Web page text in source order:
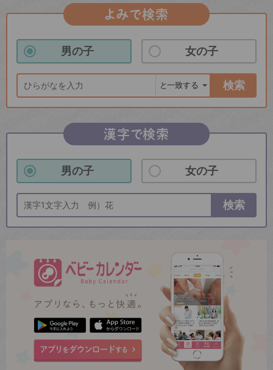
よみで検索
男の子 女の子
検索
漢字で検索
男の子 女の子
検索